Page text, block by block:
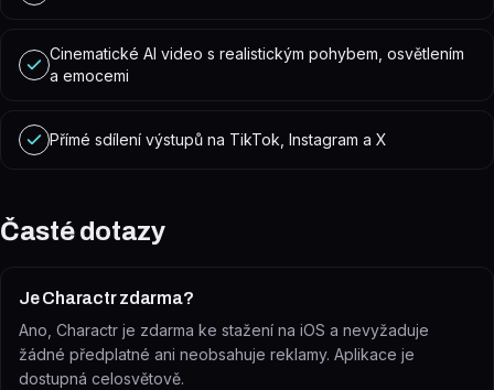
Cinematické AI video s realistickým pohybem, osvětlením
a emocemi
Přímé sdílení výstupů na TikTok, Instagram a X
Časté dotazy
Je Charactr zdarma?
Ano, Charactr je zdarma ke stažení na iOS a nevyžaduje
žádné předplatné ani neobsahuje reklamy. Aplikace je
dostupná celosvětově.